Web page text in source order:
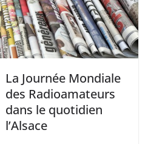
La Journée Mondiale
des Radioamateurs
dans le quotidien
l’Alsace